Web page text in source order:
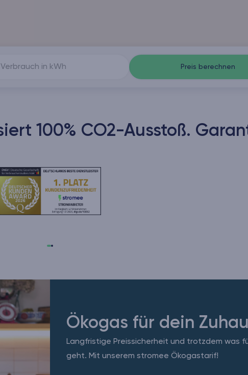
Preis berechnen
100% CO2-Ausstoß.
Ökogas für dein
Langfristige Preissicherheit und trotzdem was
geht. Mit unserem stromee Ökogastarif!